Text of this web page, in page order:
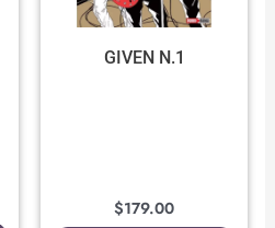
GIVEN N.1
$179.00